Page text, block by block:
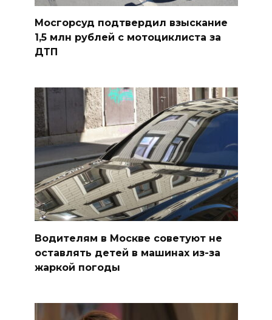
Мосгорсуд подтвердил взыскание
1,5 млн рублей с мотоциклиста за
ДТП
Водителям в Москве советуют не
оставлять детей в машинах из-за
жаркой погоды